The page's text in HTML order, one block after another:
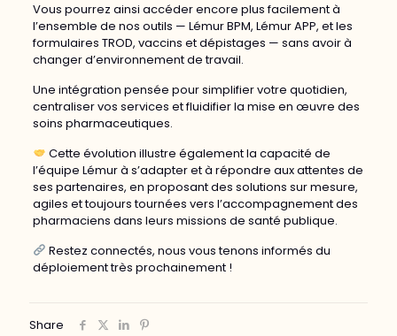
Vous pourrez ainsi accéder encore plus facilement à
l’ensemble de nos outils — Lémur BPM, Lémur APP, et les
formulaires TROD, vaccins et dépistages — sans avoir à
changer d’environnement de travail.
Une intégration pensée pour simplifier votre quotidien,
centraliser vos services et fluidifier la mise en œuvre des
soins pharmaceutiques.
Cette évolution illustre également la capacité de
l’équipe Lémur à s’adapter et à répondre aux attentes de
ses partenaires, en proposant des solutions sur mesure,
agiles et toujours tournées vers l’accompagnement des
pharmaciens dans leurs missions de santé publique.
Restez connectés, nous vous tenons informés du
déploiement très prochainement !
Share